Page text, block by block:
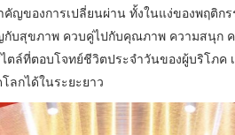
ญของการเปลี่ยนผ่าน ทั้งในแง่ของพฤติก
สุขภาพ ควบคู่ไปกับคุณภาพ ความสนุก ค
ล์ที่ตอบโจทย์ชีวิตประจำวันของผู้บริโภค
ลกได้ในระยะยาว